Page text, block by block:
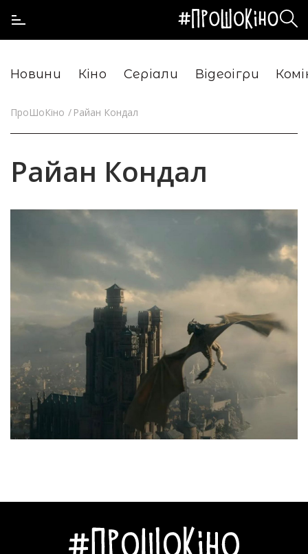
Новини Кіно Серіали Відеоігри
ПроШоКіно Райан Кондал
Райан Кондал